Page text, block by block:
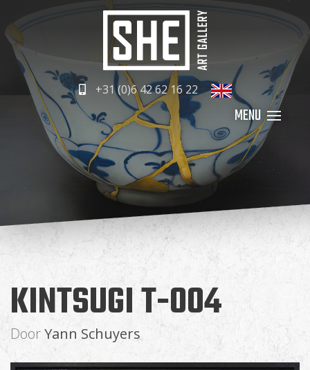
+31 (0)6 42 62 16 22
KINTSUGI T-004
DoorYann Schuyers